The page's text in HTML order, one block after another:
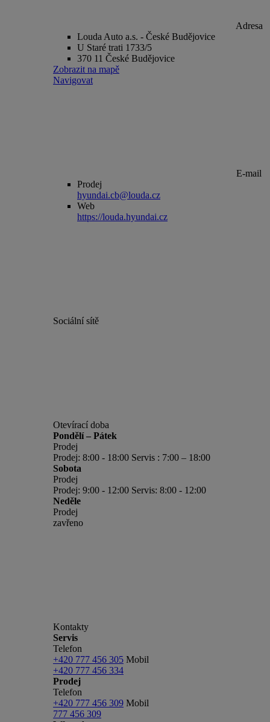
Adresa
Louda Auto a.s. - České Budějovice
U Staré trati 1733/5
370 11 České Budějovice
Zobrazit na mapě
Navigovat
E-mail
Prodej
hyundai.cb@louda.cz
Web
https://louda.hyundai.cz
Sociální sítě
Otevírací doba
Pondělí – Pátek
Prodej
Prodej: 8:00 - 18:00 Servis : 7:00 – 18:00
Sobota
Prodej
Prodej: 9:00 - 12:00 Servis: 8:00 - 12:00
Neděle
Prodej
zavřeno
Kontakty
Servis
Telefon
+420 777 456 305 Mobil
+420 777 456 334
Prodej
Telefon
+420 777 456 309 Mobil
777 456 309